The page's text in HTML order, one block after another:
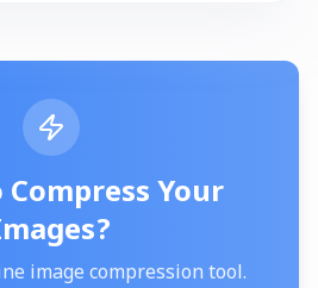
Compress Your
image compression tool.